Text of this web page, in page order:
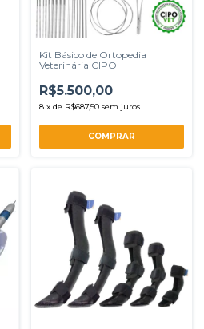
Kit Básico de Ortopedia
Veterinária CIPO
R$5.500,00
8 x de R$687,50 sem juros
COMPRAR